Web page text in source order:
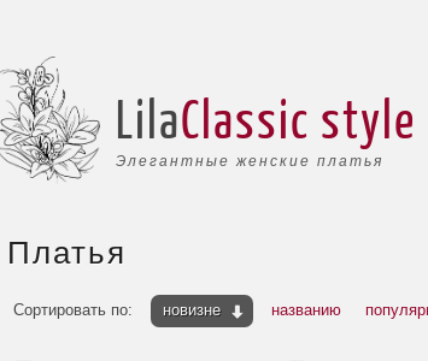
Элегантные женские платья
LilaClassic style
Платья
Сортировать по: новизне названию